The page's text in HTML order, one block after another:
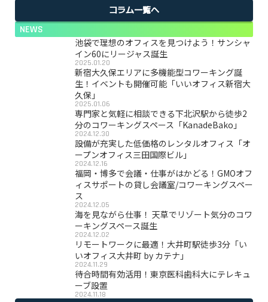
コラム一覧へ
NEWS
池袋で理想のオフィスを見つけよう！サンシャ
イン60にリージャス誕生
2025.01.20
新宿大久保エリアに多機能型コワーキング誕
生！イベントも開催可能「いいオフィス新宿大
久保」
2025.01.06
専門家と気軽に相談できる下北沢駅から徒歩2
分のコワーキングスペース「KanadeBako」
2024.12.30
設備が充実した低価格のレンタルオフィス「オ
ープンオフィス三田国際ビル」
2024.12.16
福岡・博多で会議・仕事がはかどる！GMOオフ
ィスサポートの貸し会議室/コワーキングスペー
ス
2024.12.05
海を見ながら仕事！ 天草でリゾート気分のコワ
ーキングスペース誕生
2024.12.02
リモートワークに最適！大井町駅徒歩3分「い
いオフィス大井町 by カテナ」
2024.11.29
待合時間有効活用！東京医科歯科大にテレキュ
ーブ設置
2024.11.18